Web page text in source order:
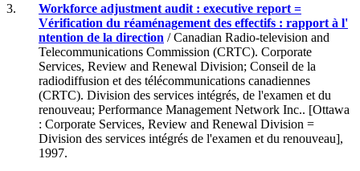
3.
Workforce adjustment audit : executive report =
Vérification du réaménagement des effectifs : rapport à l'
ntention de la direction / Canadian Radio-television and
Telecommunications Commission (CRTC). Corporate
Services, Review and Renewal Division; Conseil de la
radiodiffusion et des télécommunications canadiennes
(CRTC). Division des services intégrés, de l'examen et du
renouveau; Performance Management Network Inc.. [Ottawa
: Corporate Services, Review and Renewal Division =
Division des services intégrés de l'examen et du renouveau],
1997.